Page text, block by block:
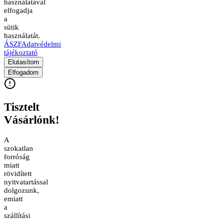
használatával
elfogadja
a
sütik
használatát.
ÁSZFAdatvédelmi
tájékoztató
Elutasítom
Elfogadom
Tisztelt
Vásárlónk!
A
szokatlan
forróság
miatt
rövidített
nyitvatartással
dolgozunk,
emiatt
a
szállítási